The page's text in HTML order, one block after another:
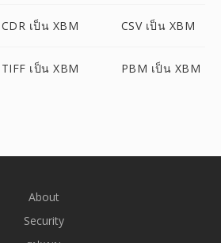
CDR เป็น XBM CSV เป็น XBM
TIFF เป็น XBM PBM เป็น XBM
About
Security